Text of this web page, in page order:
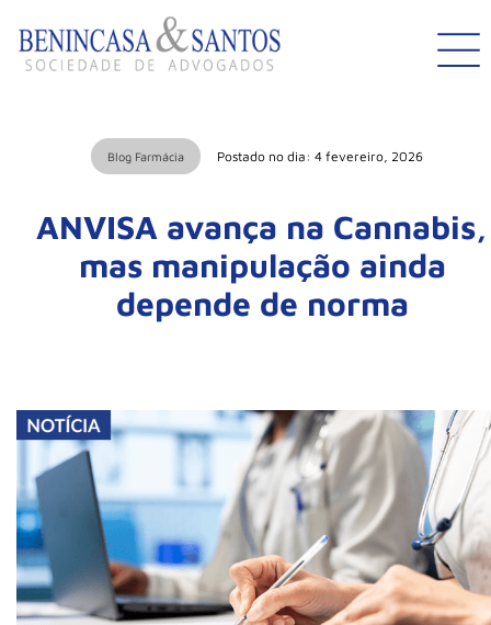
Blog Farmácia Postado no dia: 4 fevereiro, 2026
ANVISA avança na Cannabis,
mas manipulação ainda
depende de norma